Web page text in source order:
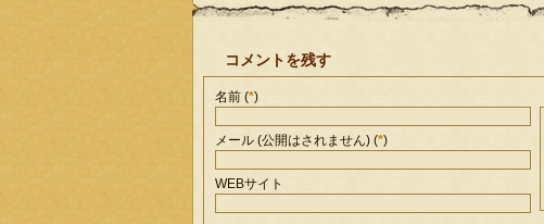
コメントを残す
名前 (*)
メール (公開はされません) (*)
WEBサイト